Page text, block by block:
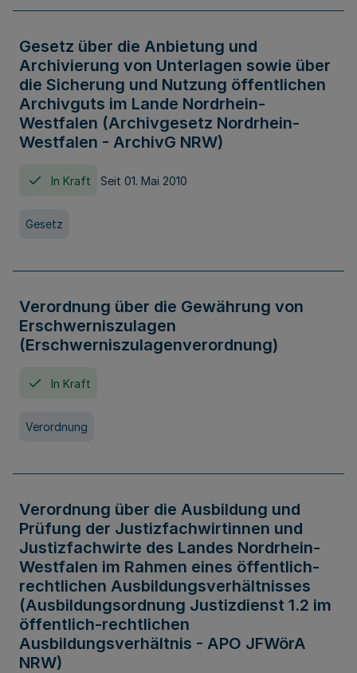
Gesetz über die Anbietung und
Archivierung von Unterlagen sowie über
die Sicherung und Nutzung öffentlichen
Archivguts im Lande Nordrhein-
Westfalen (Archivgesetz Nordrhein-
Westfalen - ArchivG NRW)
In Kraft Seit 01. Mai 2010
Gesetz
Verordnung über die Gewährung von
Erschwerniszulagen
(Erschwerniszulagenverordnung)
In Kraft
Verordnung
Verordnung über die Ausbildung und
Prüfung der Justizfachwirtinnen und
Justizfachwirte des Landes Nordrhein-
Westfalen im Rahmen eines öffentlich-
rechtlichen Ausbildungsverhältnisses
(Ausbildungsordnung Justizdienst 1.2 im
öffentlich-rechtlichen
Ausbildungsverhältnis - APO JFWörA
NRW)